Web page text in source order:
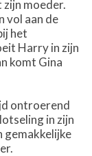
moeder.
vol aan de
het
Harry in zijn
komt Gina
ontroerend
in zijn
gemakkelijke